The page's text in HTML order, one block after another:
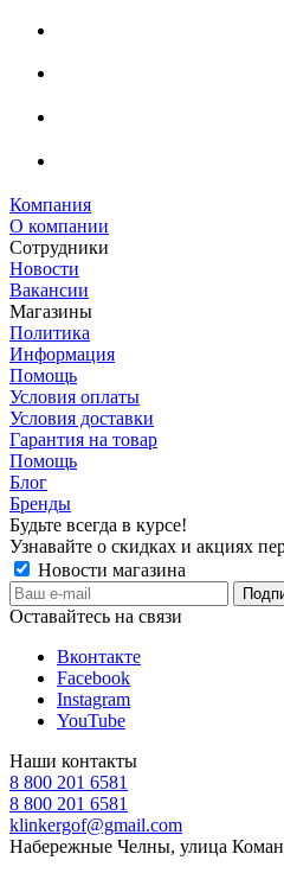
Компания
О компании
Сотрудники
Новости
Вакансии
Магазины
Политика
Информация
Помощь
Условия оплаты
Условия доставки
Гарантия на товар
Помощь
Блог
Бренды
Будьте всегда в курсе!
Узнавайте о скидках и акциях
Новости магазина
Оставайтесь на связи
Вконтакте
Facebook
Instagram
YouTube
Наши контакты
8 800 201 6581
8 800 201 6581
klinkergof@gmail.com
Набережные Челны, улица